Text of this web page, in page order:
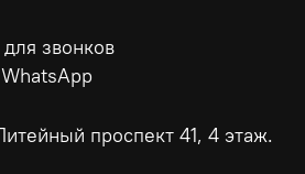
звонков
проспект 41, 4 этаж.